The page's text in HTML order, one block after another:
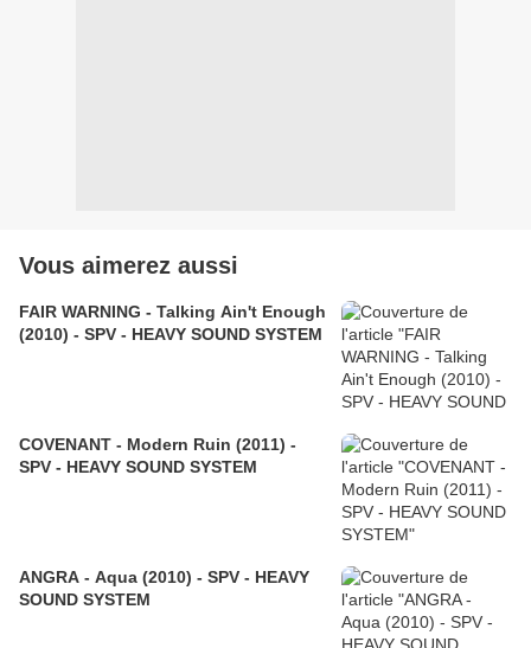
Vous aimerez aussi
FAIR WARNING - Talking Ain't Enough
(2010) - SPV - HEAVY SOUND SYSTEM
COVENANT - Modern Ruin (2011) -
SPV - HEAVY SOUND SYSTEM
ANGRA - Aqua (2010) - SPV - HEAVY
SOUND SYSTEM